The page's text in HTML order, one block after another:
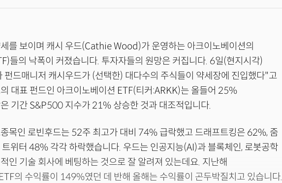
를 보이며 캐시 우드(Cathie Wood)가 운영하는 아크이노베이션의
들의 낙폭이 커졌습니다. 투자자들의 원망은 커집니다. 6일(현지시각)
펀드매니저 캐시우드가 (선택한) 대다수의 주식들이 약세장에 진입했다"고
대표 펀드인 아크이노베이션 ETF(티커:ARKK)는 올들어 25%
기간 S&P500 지수가 21% 상승한 것과 대조적입니다.
목인 로빈후드는 52주 최고가 대비 74% 급락했고 드래프트킹은 62%, 줌
위터 48% 각각 하락했습니다. 우드는 인공지능(AI)과 블록체인, 로봇공학
인 기술 회사에 베팅하는 것으로 잘 알려져 있는데요. 지난해
의 수익률이 149%였던 데 반해 올해는 수익률이 곤두박질치고 있습니다.